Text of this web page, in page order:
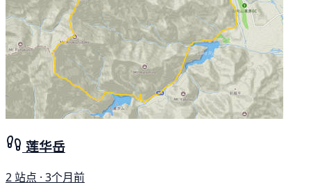
莲华岳
2 站点 · 3个月前